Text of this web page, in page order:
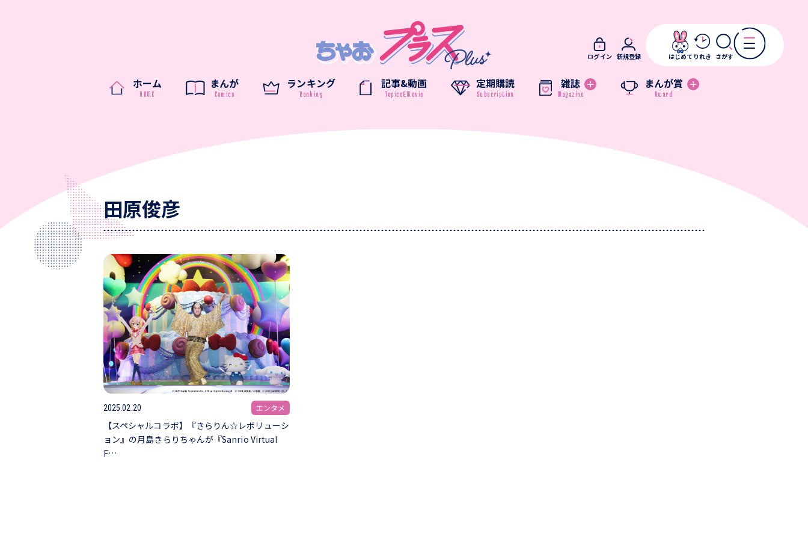
ホーム まんが ランキング 記事&動画 定期購読 雑誌 まんが賞
ログイン 新規登録 はじめて りれき さがす
田原俊彦
2025.02.20 エンタメ
【スペシャルコラボ】『きらりん☆レボリューシ
ョン』の月島きらりちゃんが『Sanrio Virtual
F…